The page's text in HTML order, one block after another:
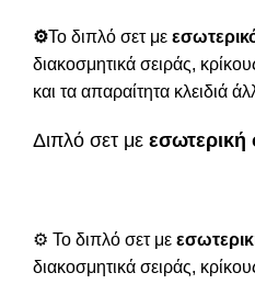
⚙️Το διπλό σετ με
διακοσμητικά σειράς,
και τα απαραίτητα κλειδιά
Διπλό σετ με
⚙️ Το διπλό σετ με
διακοσμητικά σειράς,